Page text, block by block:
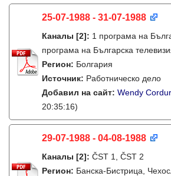
25-07-1988 - 31-07-1988
Каналы [2]: 1 програма на
програма на Българска
Регион: Болгария
Источник: Работническо дело
Добавил на сайт: Wendy
20:35:16)
29-07-1988 - 04-08-1988
Каналы [2]: ČST 1, ČST 2
Регион: Банска-Бистрица,